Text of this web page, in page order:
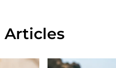
Articles